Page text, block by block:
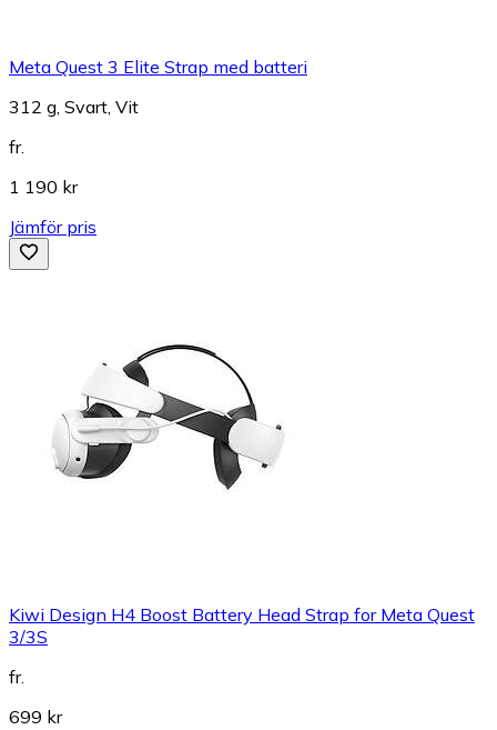
Meta Quest 3 Elite Strap med batteri
312 g, Svart, Vit
fr.
1 190 kr
Jämför pris
Kiwi Design H4 Boost Battery Head Strap for Meta Quest
3/3S
fr.
699 kr